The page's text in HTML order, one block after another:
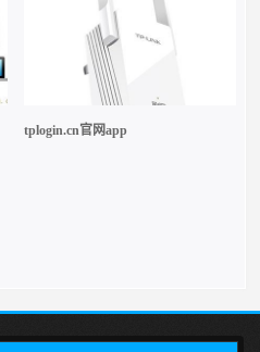
tplogin.cn官网app